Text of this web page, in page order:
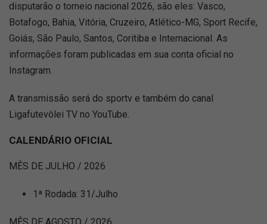
disputarão o torneio nacional 2026, são eles: Vasco,
Botafogo, Bahia, Vitória, Cruzeiro, Atlético-MG, Sport Recife,
Goiás, São Paulo, Santos, Coritiba e Internacional. As
informações foram publicadas em sua conta oficial no
Instagram.
A transmissão será do sportv e também do canal
Ligafutevôlei TV no YouTube.
CALENDÁRIO OFICIAL
MÊS DE JULHO / 2026
1ª Rodada: 31/Julho